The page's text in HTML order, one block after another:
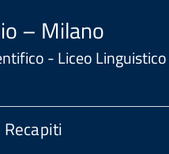
– Milano
- Liceo
Recapiti